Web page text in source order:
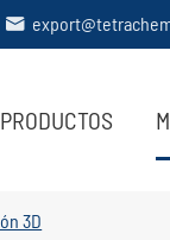

PRODUCTOS
3D